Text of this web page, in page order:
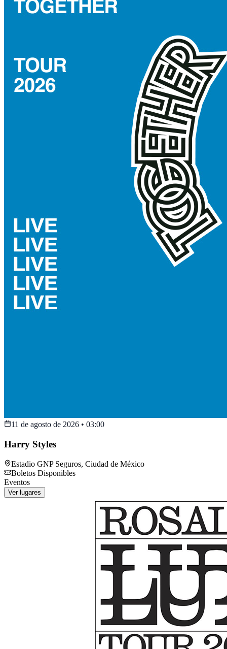
11 de agosto de 2026 • 03:00
Harry Styles
Estadio GNP Seguros, Ciudad de México
Boletos Disponibles
Eventos
Ver lugares